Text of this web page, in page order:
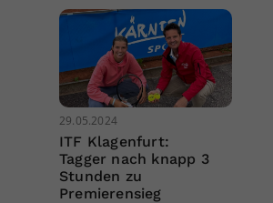
29.05.2024
ITF Klagenfurt:
Tagger nach knapp 3
Stunden zu
Premierensieg